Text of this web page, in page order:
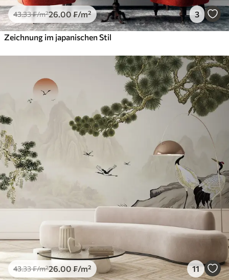
43.33₣/m²26.00 ₣/m² 3
Zeichnung im japanischen Stil
43.33₣/m²26.00 ₣/m² 11